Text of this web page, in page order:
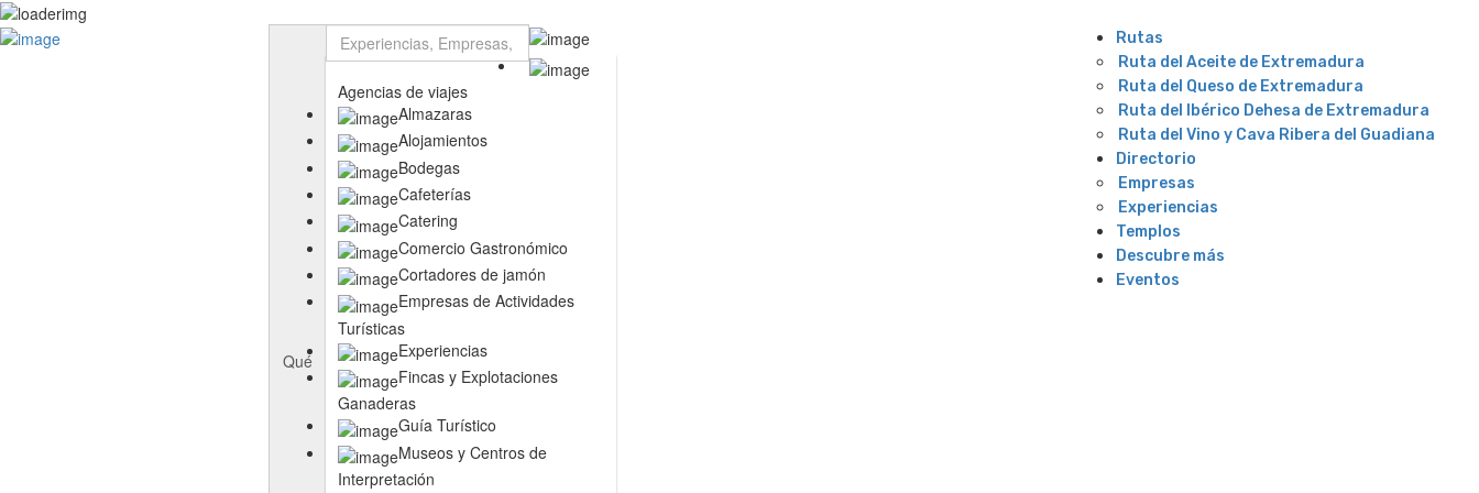
Rutas
Ruta del Ibérico Dehesa de Extremadura
Qué
Agencias de viajes
Almazaras
Alojamientos
Bodegas
Cafeterías
Catering
Comercio Gastronómico
Cortadores de jamón
Empresas de Actividades
Turísticas
Experiencias
Fincas y Explotaciones
Ganaderas
Guía Turístico
Museos y Centros de
Interpretación
Rutas
Ruta del Aceite de Extremadura
Ruta del Queso de Extremadura
Ruta del Ibérico Dehesa de Extremadura
Ruta del Vino y Cava Ribera del Guadiana
Directorio
Empresas
Experiencias
Templos
Descubre más
Eventos